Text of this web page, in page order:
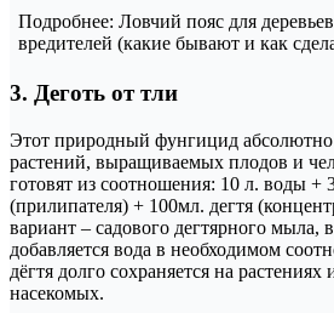
Подробнее: Ловчий пояс для
вредителей (какие бывают и как
3. Деготь от тли
Этот природный фунгицид абсолютно
растений, выращиваемых плодов и
готовят из соотношения: 10 л. воды
(прилипателя) + 100мл. дегтя
вариант – садового дегтярного мыла,
добавляется вода в необходимом
дёгтя долго сохраняется на растениях
насекомых.